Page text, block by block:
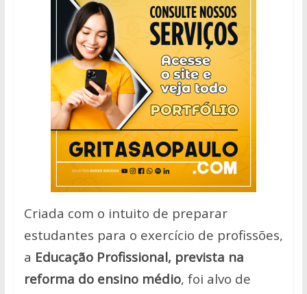
Criada com o intuito de preparar
estudantes para o exercício de profissões,
a Educação Profissional, prevista na
reforma do ensino médio, foi alvo de